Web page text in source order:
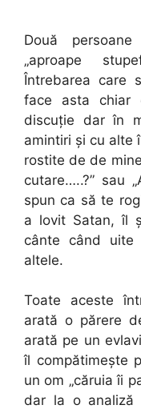
Două
„aproape
Întrebarea care
face asta chiar
discuţie dar în
amintiri şi cu alte
rostite de de
cutare…..?” sau
spun ca să te
a lovit Satan, îl
cânte când
altele.
Toate aceste
arată o părere
arată pe un
îl compătimeşte
un om „căruia îi
dar la o analiză